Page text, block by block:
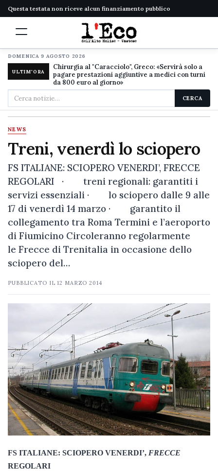
Questa testata non riceve alcun finanziamento pubblico
DOMENICA 9 AGOSTO 2026
ULTIM'ORA
Chirurgia al "Caracciolo", Greco: «Servirà solo a
pagare prestazioni aggiuntive a medici con turni
da 800 euro al giorno»
Cerca
nel
sito
CERCA
NEWS
Treni, venerdì lo sciopero
FS ITALIANE: SCIOPERO VENERDI’, FRECCE
REGOLARI · treni regionali: garantiti i
servizi essenziali · lo sciopero dalle 9 alle
17 di venerdì 14 marzo · garantito il
collegamento tra Roma Termini e l’aeroporto
di Fiumicino Circoleranno regolarmente
le Frecce di Trenitalia in occasione dello
sciopero del…
PUBBLICATO IL12 MARZO 2014
FS ITALIANE: SCIOPERO VENERDI’, FRECCE
REGOLARI